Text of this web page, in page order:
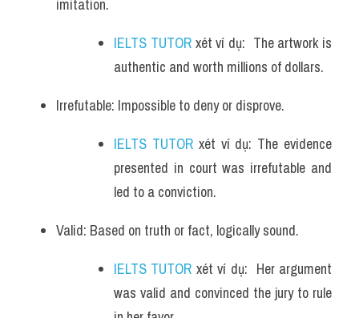
imitation.
IELTS TUTOR xét ví dụ:  The artwork is
authentic and worth millions of dollars.
Irrefutable: Impossible to deny or disprove.
IELTS TUTOR xét ví dụ: The evidence
presented in court was irrefutable and
led to a conviction.
Valid: Based on truth or fact, logically sound.
IELTS TUTOR xét ví dụ:  Her argument
was valid and convinced the jury to rule